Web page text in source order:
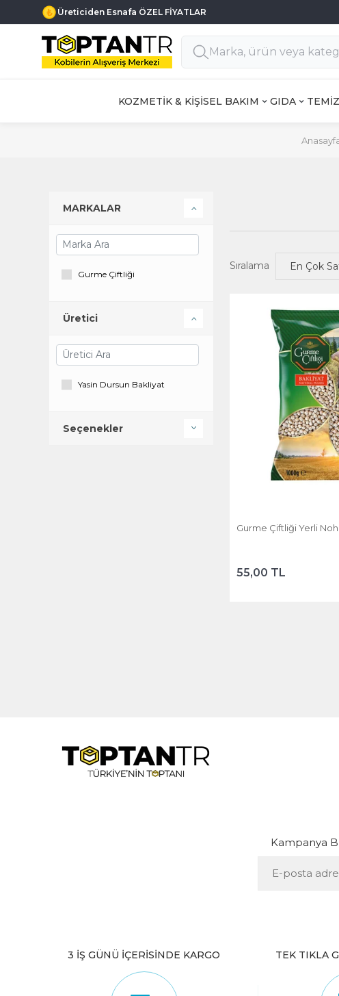
Üreticiden Esnafa ÖZEL FİYATLAR
KOZMETİK & KİŞİSEL BAKIM GIDA
Sıralama
Gurme Çiftliği Yerli
55,00 TL
MARKALAR
Gurme Çiftliği
Üretici
Yasin Dursun Bakliyat
Seçenekler
Kampanya
3 İŞ GÜNÜ İÇERİSİNDE KARGO TEK TIKLA